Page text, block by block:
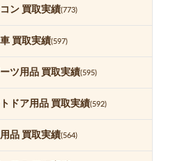
ン 買取実績(773)
買取実績(597)
ツ用品 買取実績(595)
ドア用品 買取実績(592)
品 買取実績(564)